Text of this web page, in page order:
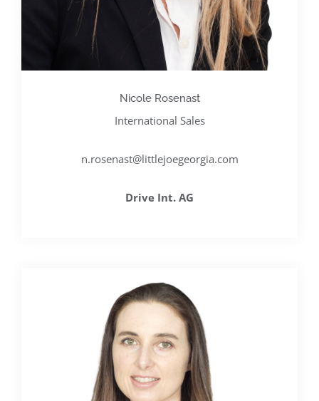
Nicole Rosenast
International Sales
n.rosenast@littlejoegeorgia.com
Drive Int. AG